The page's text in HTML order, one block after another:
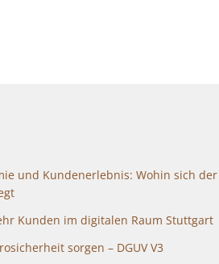
und Kundenerlebnis: Wohin sich der
Kunden im digitalen Raum Stuttgart
sorgen – DGUV V3